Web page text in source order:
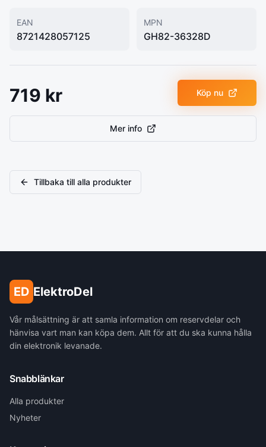
EAN
8721428057125
MPN
GH82-36328D
719 kr Köp nu
Mer info
Tillbaka till alla produkter
ED ElektroDel
Vår målsättning är att samla information om reservdelar och
hänvisa vart man kan köpa dem. Allt för att du ska kunna hålla
din elektronik levanade.
Snabblänkar
Alla produkter
Nyheter